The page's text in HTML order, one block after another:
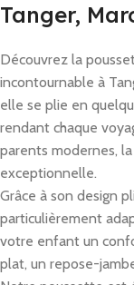
Tanger,
Découvrez la
incontournable à
elle se plie en
rendant chaque
parents modernes,
exceptionnelle.
Grâce à son design
particulièrement
votre enfant un
plat, un repose-